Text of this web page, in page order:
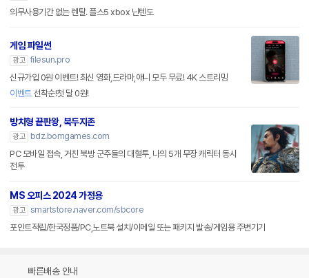
의무사용기간 없는 렌탈. 플스5 xbox 닌텐도
게임 파일썬
광고 filesun.pro
신규가입 0원 이벤트! 최신 영화,드라마,애니 모두 무료! 4K 스트리밍
이벤트선착순!첫 달 0원!
방치형 끝판왕, 북두지존
광고
bdz.bomgames.com
PC 모바일 접속, 거친 북방 군주들의 대혈투, 나의 5개 무장 캐릭터 동시
전투
MS 오피스 2024 가정용
광고 smartstore.naver.com/sbcore
포인트적립/한국정품/PC,노트북 설치/이메일 또는 패키지 발송/게임용 주변기기
빠른배송 안내